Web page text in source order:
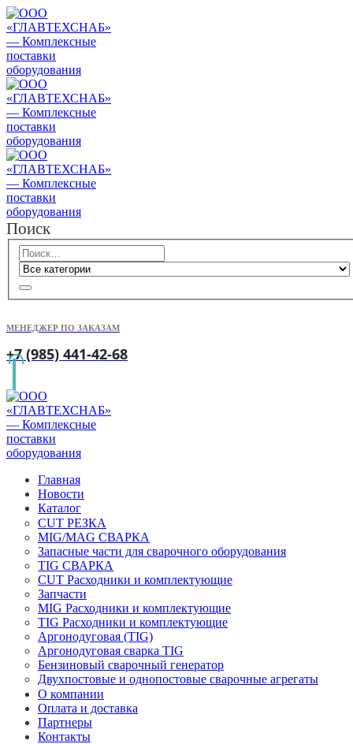
Поиск
МЕНЕДЖЕР ПО ЗАКАЗАМ
+7 (985) 441-42-68
Главная
Новости
Каталог
CUT РЕЗКА
MIG/MAG СВАРКА
Запасные части для сварочного оборудования
TIG СВАРКА
CUT Расходники и комплектующие
Запчасти
MIG Расходники и комплектующие
TIG Расходники и комплектующие
Аргонодуговая (TIG)
Аргонодуговая сварка TIG
Бензиновый сварочный генератор
Двухпостовые и однопостовые сварочные агрегаты
О компании
Оплата и доставка
Партнеры
Контакты